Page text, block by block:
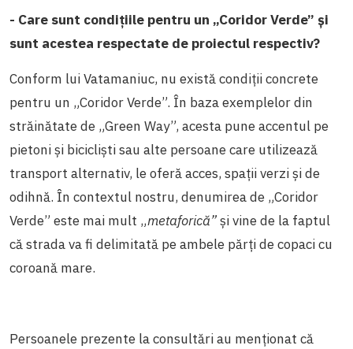
- Care sunt condițiile pentru un „Coridor Verde” și
sunt acestea respectate de proiectul respectiv?
Conform lui Vatamaniuc, nu există condiții concrete
pentru un „Coridor Verde”. În baza exemplelor din
străinătate de „Green Way”, acesta pune accentul pe
pietoni și bicicliști sau alte persoane care utilizează
transport alternativ, le oferă acces, spații verzi și de
odihnă. În contextul nostru, denumirea de „Coridor
Verde” este mai mult „metaforică”și vine de la faptul
că strada va fi delimitată pe ambele părți de copaci cu
coroană mare.
Persoanele prezente la consultări au menționat că